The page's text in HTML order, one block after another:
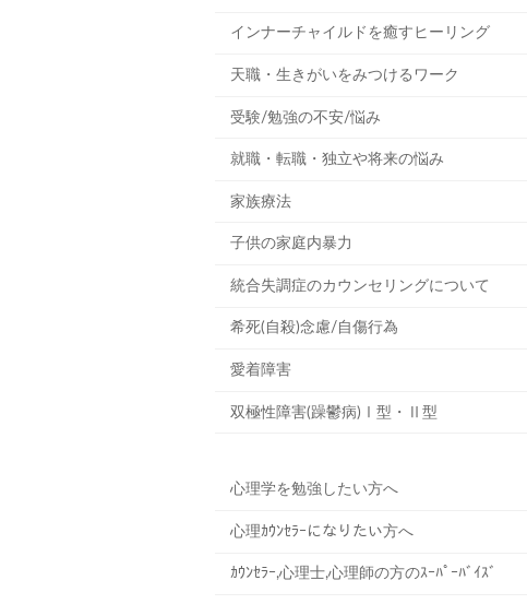
インナーチャイルドを癒すヒーリング
天職・生きがいをみつけるワーク
受験/勉強の不安/悩み
就職・転職・独立や将来の悩み
家族療法
子供の家庭内暴力
統合失調症のカウンセリングについて
希死(自殺)念慮/自傷行為
愛着障害
双極性障害(躁鬱病)Ⅰ型・Ⅱ型
心理学を勉強したい方へ
心理ｶｳﾝｾﾗｰになりたい方へ
ｶｳﾝｾﾗｰ,心理士,心理師の方のｽｰﾊﾟｰﾊﾞｲｽﾞ